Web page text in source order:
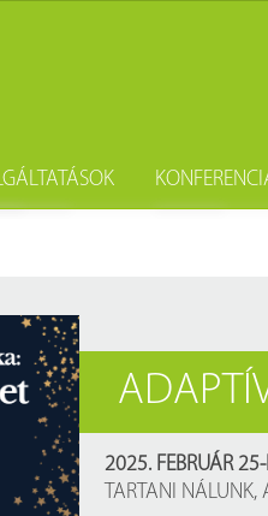
és sokszorosítás
a könyvtárost
csomag
2025. FEBRUÁR
TARTANI NÁLUNK,